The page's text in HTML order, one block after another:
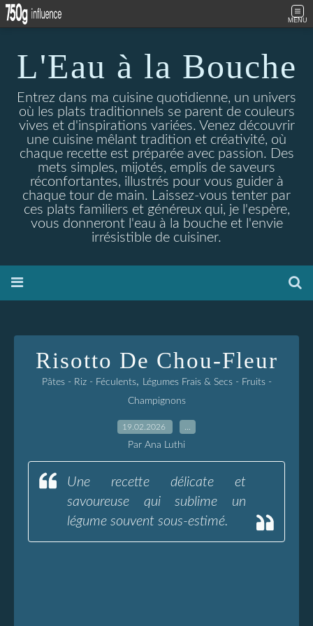
MENU
L'Eau à la Bouche
Entrez dans ma cuisine quotidienne, un univers
où les plats traditionnels se parent de couleurs
vives et d'inspirations variées. Venez découvrir
une cuisine mêlant tradition et créativité, où
chaque recette est préparée avec passion. Des
mets simples, mijotés, emplis de saveurs
réconfortantes, illustrés pour vous guider à
chaque tour de main. Laissez-vous tenter par
ces plats familiers et généreux qui, je l'espère,
vous donneront l'eau à la bouche et l'envie
irrésistible de cuisiner.
Risotto De Chou-Fleur
Pâtes - Riz - Féculents, Légumes Frais & Secs - Fruits -
Champignons
19.02.2026
Par Ana Luthi
Une recette délicate et
savoureuse qui sublime un
légume souvent sous-estimé.